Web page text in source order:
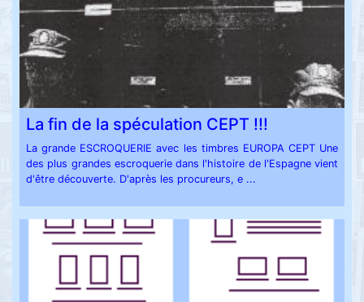
La fin de la spéculation CEPT !!!
La grande ESCROQUERIE avec les timbres EUROPA CEPT Une
des plus grandes escroquerie dans l'histoire de l'Espagne vient
d'être découverte. D'après les procureurs, e ...